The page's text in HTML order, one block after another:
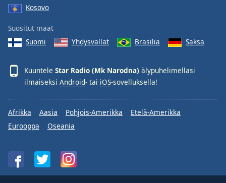
Kosovo
Suositut maat
Suomi
Yhdysvallat Brasilia Saksa
Kuuntele Star Radio (Mk Narodna) älypuhelimellasi
ilmaiseksi Android- tai iOS-sovelluksella!
Afrikka Aasia Pohjois-Amerikka
Etelä-Amerikka
Eurooppa
Oseania